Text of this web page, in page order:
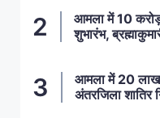
आमला में 10 करोड़
शुभारंभ,
आमला में 20 लाख
अंतरजिला शातिर